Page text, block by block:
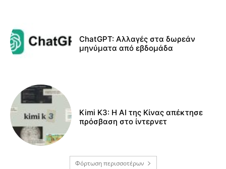
ChatGPT: Αλλαγές στα δωρεάν
μηνύματα από εβδομάδα
Kimi K3: Η AI της Κίνας απέκτησε
πρόσβαση στο ίντερνετ
Φόρτωση περισσοτέρων